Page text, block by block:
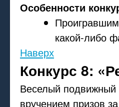
Особенности
какой-либо
Наверх
Конкурс 8:
Веселый подвижный
вручением призов